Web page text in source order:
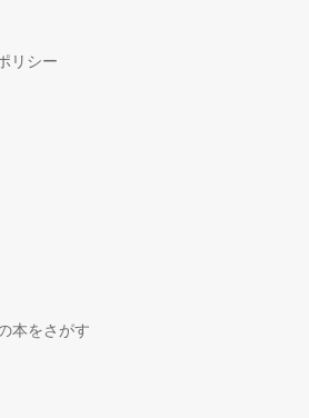
リシー
本をさがす